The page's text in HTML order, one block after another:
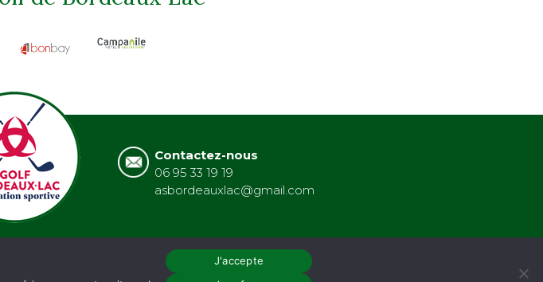
Contactez-nous
06 95 33 19 19
asbordeauxlac@gmail.com
J'accepte